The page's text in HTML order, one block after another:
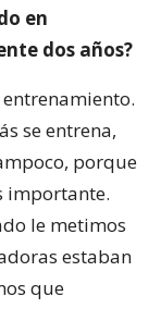
en
dos años?
se entrena,
porque
importante.
le metimos
estaban
que